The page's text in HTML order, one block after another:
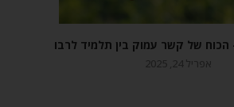
הכוח של קשר עמוק בין תלמיד לרבו
אפריל 24, 2025